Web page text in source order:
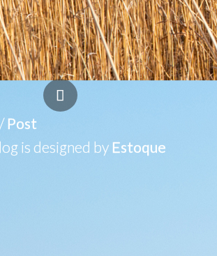
/Post
is designed by Estoque